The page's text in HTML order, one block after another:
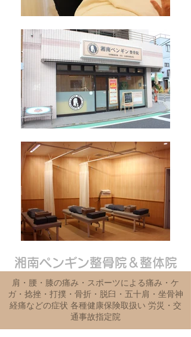
湘南ペンギン整骨院＆整体院
肩・腰・膝の痛み・スポーツによる痛み・ケ
ガ・捻挫・打撲・骨折・脱臼・五十肩・坐骨神
経痛などの症状 各種健康保険取扱い 労災・交
通事故指定院